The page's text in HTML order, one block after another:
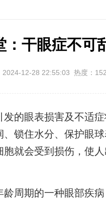
：干眼症不可
12-28 22:55:03 热度：
发的眼表损害及不适
锁住水分、保护眼
就会受到损伤，使
周期的一种眼部疾病